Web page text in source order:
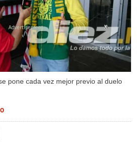
pone cada vez mejor previo al duelo
X